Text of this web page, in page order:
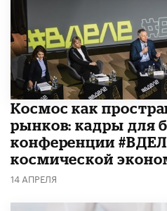
Космос как
рынков: кадры для
конференции
космической
14 АПРЕЛЯ